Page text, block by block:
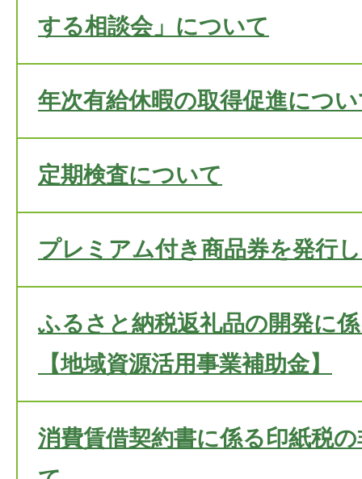
する相談会」について
年次有給休暇の取得促進につ
定期検査について
プレミアム付き商品券を発行
ふるさと納税返礼品の開発に
【地域資源活用事業補助金】
消費賃借契約書に係る印紙税